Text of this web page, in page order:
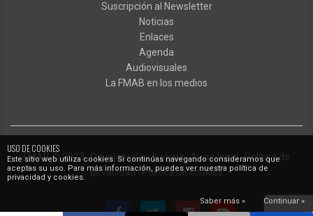
USO DE COOKIES
Este sitio web utiliza cookies. Si continúas navegando consideramos que
aceptas su uso. Para más información, puedes ver nuestra política de
privacidad y cookies.
Saber más » Continuar »
Suscripción al Newsletter
Noticias
Enlaces
Agenda
Audiovisuales
La FMAB en los medios
FMAB© 2023·Developed byIxotype·Aviso legal·Política de
privacidad·Política de cookies